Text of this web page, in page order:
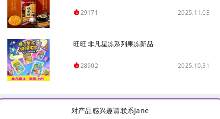
29171 2025.11.03
旺旺 非凡星冻系列果冻新品
28902 2025.10.31
对产品感兴趣请联系Jane